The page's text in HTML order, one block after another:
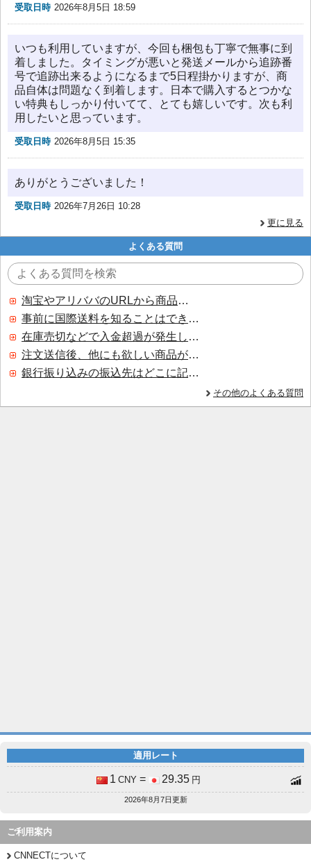
受取日時 2026年8月5日 18:59
いつも利用していますが、今回も梱包も丁寧で無事に到
着しました。タイミングが悪いと発送メールから追跡番
号で追跡出来るようになるまで5日程掛かりますが、商
品自体は問題なく到着します。日本で購入するとつかな
い特典もしっかり付いてて、とても嬉しいです。次も利
用したいと思っています。
受取日時 2026年8月5日 15:35
ありがとうございました！
受取日時 2026年7月26日 10:28
更に見る
よくある質問
淘宝やアリババのURLから商品を探すことはできますか？
事前に国際送料を知ることはできますか？
在庫売切などで入金超過が発生した場合はいつ返金されますか？
注文送信後、他にも欲しい商品が見つかった場合、追加注文できますか？
銀行振り込みの振込先はどこに記載されていますか？
その他のよくある質問
適用レート
1 CNY = 29.35 円
2026年8月7日更新
ご利用案内
CNNECTについて